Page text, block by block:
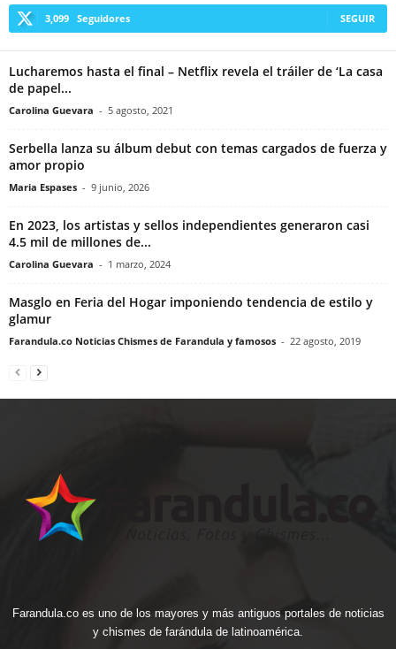
3,099 Seguidores SEGUIR
Lucharemos hasta el final – Netflix revela el tráiler de ‘La casa
de papel...
Carolina Guevara - 5 agosto, 2021
Serbella lanza su álbum debut con temas cargados de fuerza y
amor propio
Maria Espases - 9 junio, 2026
En 2023, los artistas y sellos independientes generaron casi
4.5 mil de millones de...
Carolina Guevara - 1 marzo, 2024
Masglo en Feria del Hogar imponiendo tendencia de estilo y
glamur
Farandula.co Noticias Chismes de Farandula y famosos - 22 agosto, 2019
Farandula.co es uno de los mayores y más antiguos portales de noticias
y chismes de farándula de latinoamérica.